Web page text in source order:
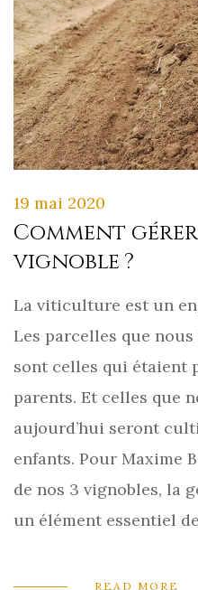
19 mai 2020
Comment
vignoble ?
La viticulture est un
Les parcelles que
sont celles qui étaient
parents. Et celles que
aujourd’hui seront
enfants. Pour Maxime
de nos 3 vignobles, la
un élément essentiel
READ MORE